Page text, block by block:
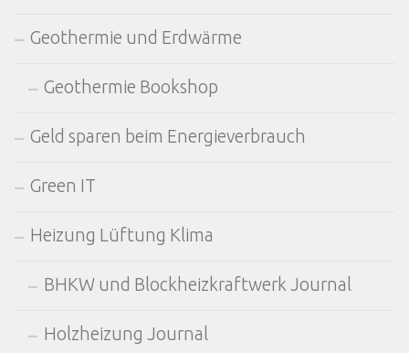
Geothermie und Erdwärme
Geothermie Bookshop
Geld sparen beim Energieverbrauch
Green IT
Heizung Lüftung Klima
BHKW und Blockheizkraftwerk Journal
Holzheizung Journal